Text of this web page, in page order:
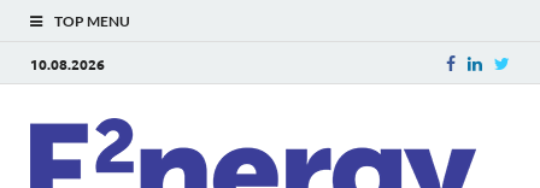
TOP MENU
10.08.2026